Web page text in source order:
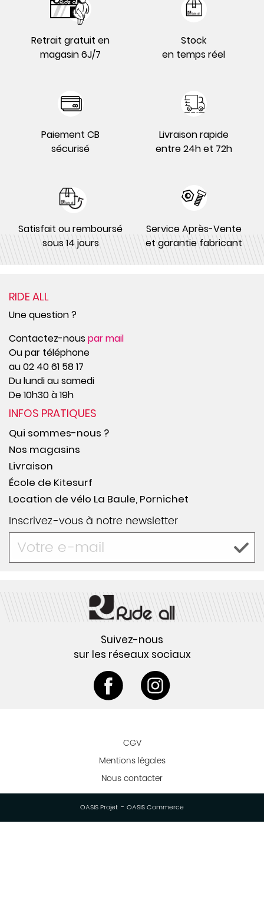
Retrait gratuit en
magasin 6J/7
Stock
en temps réel
Paiement CB
sécurisé
Livraison rapide
entre 24h et 72h
Satisfait ou remboursé
sous 14 jours
Service Après-Vente
et garantie fabricant
RIDE ALL
Une question ?
Contactez-nouspar mail
Ou par téléphone
au 02 40 61 58 17
Du lundi au samedi
De 10h30 à 19h
INFOS PRATIQUES
Qui sommes-nous ?
Nos magasins
Livraison
École de Kitesurf
Location de vélo La Baule, Pornichet
Inscrivez-vous à notre newsletter
Suivez-nous
sur les réseaux sociaux
CGV
Mentions légales
Nous contacter
OASIS Projet - OASIS Commerce